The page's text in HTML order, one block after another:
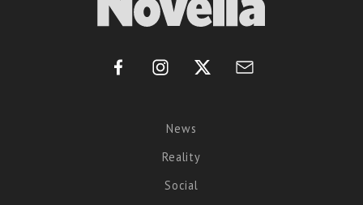
News
Reality
Social